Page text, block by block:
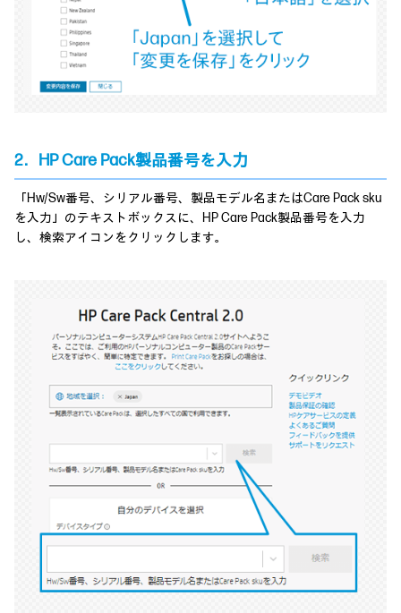
2．HP Care Pack製品番号を入力
「Hw/Sw番号、シリアル番号、製品モデル名またはCare Pack sku
を入力」のテキストボックスに、HP Care Pack製品番号を入力
し、検索アイコンをクリックします。